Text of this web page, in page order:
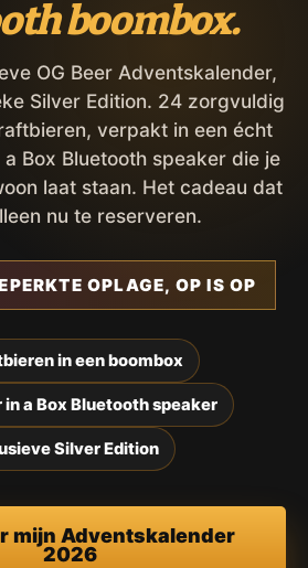
boombox.
OG Beer Adventskalender,
Silver Edition. 24 zorgvuldig
verpakt in een écht
Box Bluetooth speaker die je
laat staan. Het cadeau dat
nu te reserveren.
OPLAGE, OP IS OP
in een boombox
in a Box Bluetooth speaker
Silver Edition
mijn Adventskalender
2026